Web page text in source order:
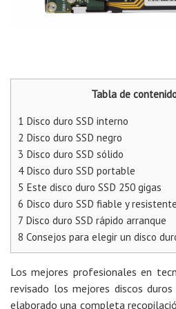
Tabla de
1 Disco duro SSD interno
2 Disco duro SSD negro
3 Disco duro SSD sólido
4Disco duro SSD portable
5 Este disco duro SSD 250 gigas
6 Disco duro SSD fiable y resistente
7 Disco duro SSD rápido arranque
8 Consejos para elegir un disco
Los mejores profesionales en
revisado los mejores discos
elaborado una completa